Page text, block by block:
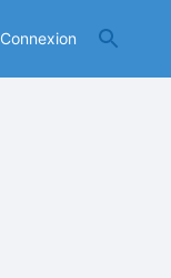
Connexion